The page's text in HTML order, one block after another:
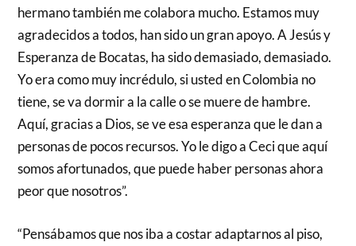
hermano también me colabora mucho. Estamos muy
agradecidos a todos, han sido un gran apoyo. A Jesús y
Esperanza de Bocatas, ha sido demasiado, demasiado.
Yo era como muy incrédulo, si usted en Colombia no
tiene, se va dormir a la calle o se muere de hambre.
Aquí, gracias a Dios, se ve esa esperanza que le dan a
personas de pocos recursos. Yo le digo a Ceci que aquí
somos afortunados, que puede haber personas ahora
peor que nosotros”.
“Pensábamos que nos iba a costar adaptarnos al piso,